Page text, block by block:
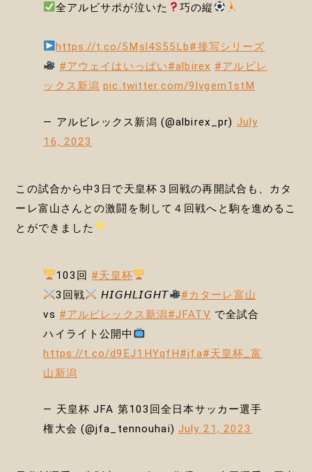
全アルビサポが泣いた
巧の縦
https://t.co/5Msl4S55Lb#接写シリーズ
#アウェイはいっぱい#albirex #アルビレ
ックス新潟 pic.twitter.com/9lvgem1stM
— アルビレックス新潟 (@albirex_pr) July
16, 2023
この試合から中3日で天皇杯３回戦の再開試合も、カタ
ーレ富山さんとの激闘を制して４回戦へと駒を進めるこ
とができました
103回 #天皇杯
3回戦
𝘏𝘐𝘎𝘏𝘓𝘐𝘎𝘏𝘛
#カターレ富山
vs #アルビレックス新潟#JFATV で全試合
ハイライト公開中
https://t.co/d9EJ1HYqfH#jfa#天皇杯_富
山新潟
— 天皇杯 JFA 第103回全日本サッカー選手
権大会 (@jfa_tennouhai) July 21, 2023